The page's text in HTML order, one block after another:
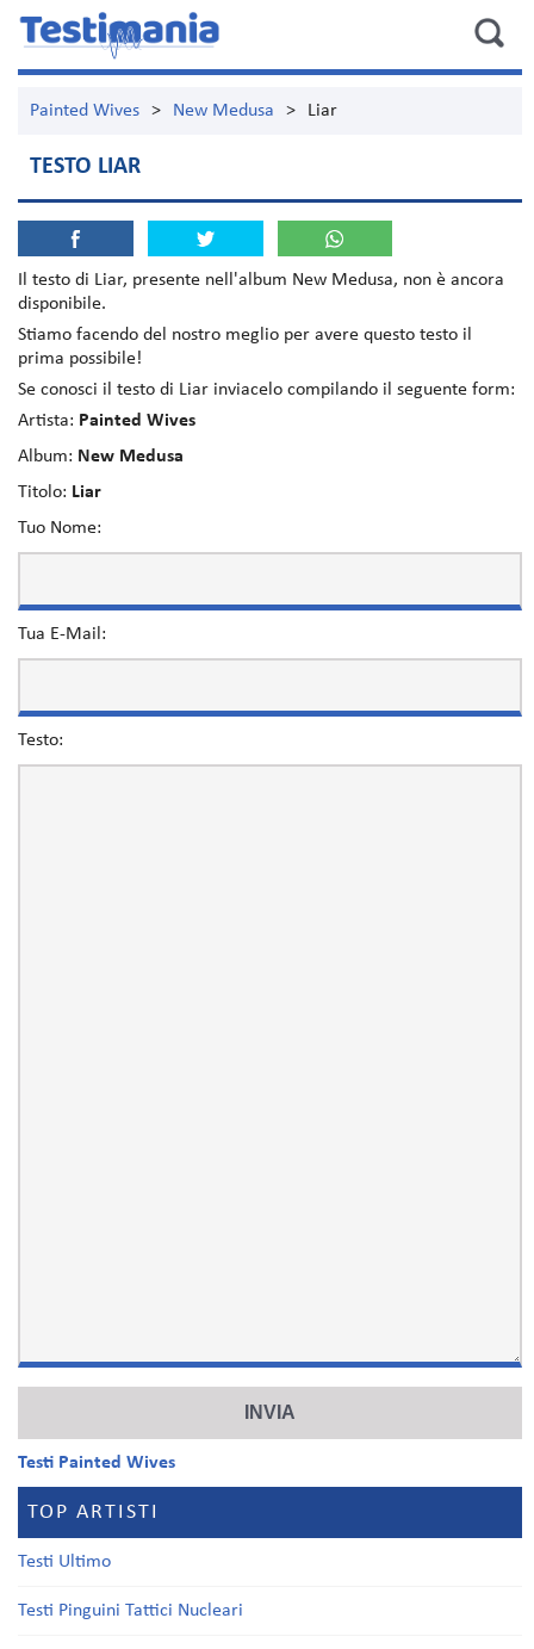
Painted Wives > New Medusa > Liar
TESTO LIAR
Il testo di Liar, presente nell'album New Medusa, non è ancora
disponibile.
Stiamo facendo del nostro meglio per avere questo testo il
prima possibile!
Se conosci il testo di Liar inviacelo compilando il seguente form:
Artista: Painted Wives
Album: New Medusa
Titolo: Liar
Tuo Nome:
Tua E-Mail:
Testo:
Testi Painted Wives
TOP ARTISTI
Testi Ultimo
Testi Pinguini Tattici Nucleari